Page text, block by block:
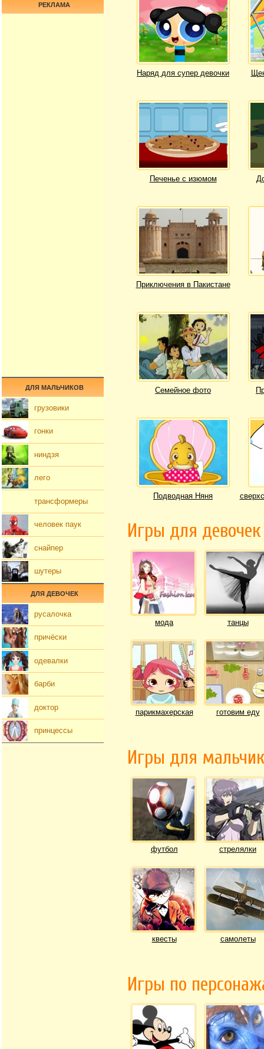
Наряд для супер девочки
Печенье с изюмом
Приключения в Пакистане
Семейное фото
Подводная Няня
Игры для девочек
мода танцы
парикмахерская готовим еду
Игры для
футбол стрелялки
квесты самолеты
Игры по
РЕКЛАМА
ДЛЯ МАЛЬЧИКОВ
грузовики
гонки
ниндзя
лего
трансформеры
человек паук
снайпер
шутеры
ДЛЯ ДЕВОЧЕК
русалочка
причёски
одевалки
барби
доктор
принцессы